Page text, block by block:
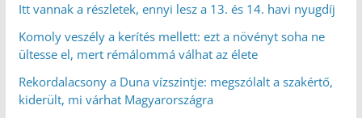
Itt vannak a részletek, ennyi lesz a 13. és 14. havi nyugdíj
Komoly veszély a kerítés mellett: ezt a növényt soha ne
ültesse el, mert rémálommá válhat az élete
Rekordalacsony a Duna vízszintje: megszólalt a szakértő,
kiderült, mi várhat Magyarországra